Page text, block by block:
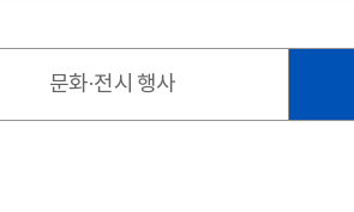
문화·전시 행사